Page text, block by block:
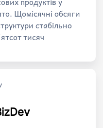
Щомісячні обсяги
стабільно
тисяч